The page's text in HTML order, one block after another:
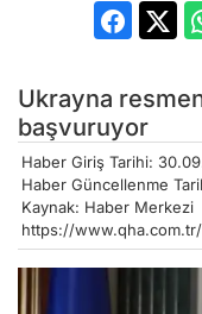
Ukrayna
başvuruyor
Haber Giriş Tarihi:
Haber Güncellenme
Kaynak: Haber Merkezi
https://www.qha.com.tr/